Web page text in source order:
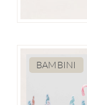
BAMBINI